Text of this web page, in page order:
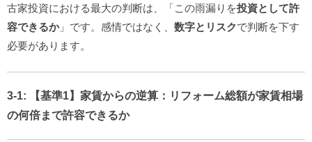
古家投資における最大の判断は、「この雨漏りを投資として許
容できるか」です。感情ではなく、 数字とリスクで判断を下す
必要があります。
3-1: 【基準1】家賃からの逆算 ：リフォーム総額が家賃相場
の何倍まで許容できるか